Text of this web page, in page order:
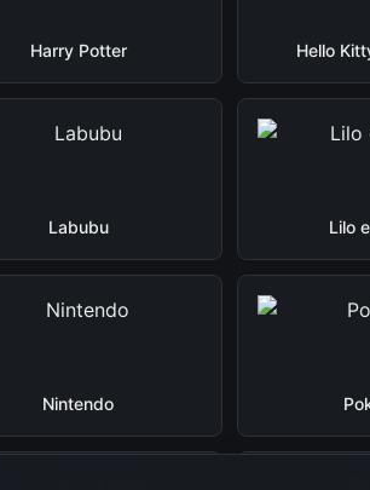
Harry Potter Hello
Labubu Lilo
Nintendo